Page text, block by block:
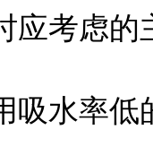
应考虑
吸水率低